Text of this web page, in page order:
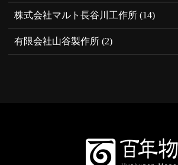
株式会社マルト長谷川工作所 (14)
有限会社山谷製作所 (2)